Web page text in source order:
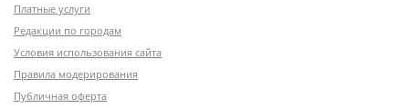
Платные услуги
Редакции по городам
Условия использования сайта
Правила модерирования
Публичная оферта